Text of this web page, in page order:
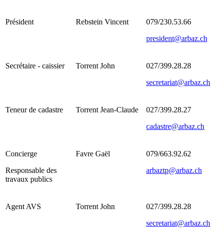
Président Rebstein Vincent
079/230.53.66
president@arbaz.ch
Secrétaire - caissier Torrent John
027/399.28.28
secretariat@arbaz.ch
Teneur de cadastre Torrent Jean-Claude
027/399.28.27
cadastre@arbaz.ch
Concierge
Responsable des
travaux publics
Favre Gaël
079/663.92.62
arbaztp@arbaz.ch
Agent AVS Torrent John
027/399.28.28
secretariat@arbaz.ch